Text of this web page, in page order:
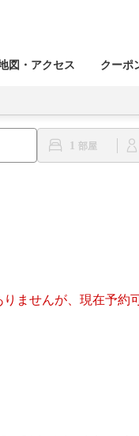
図・アクセス クーポ
1
ませんが、現在予約